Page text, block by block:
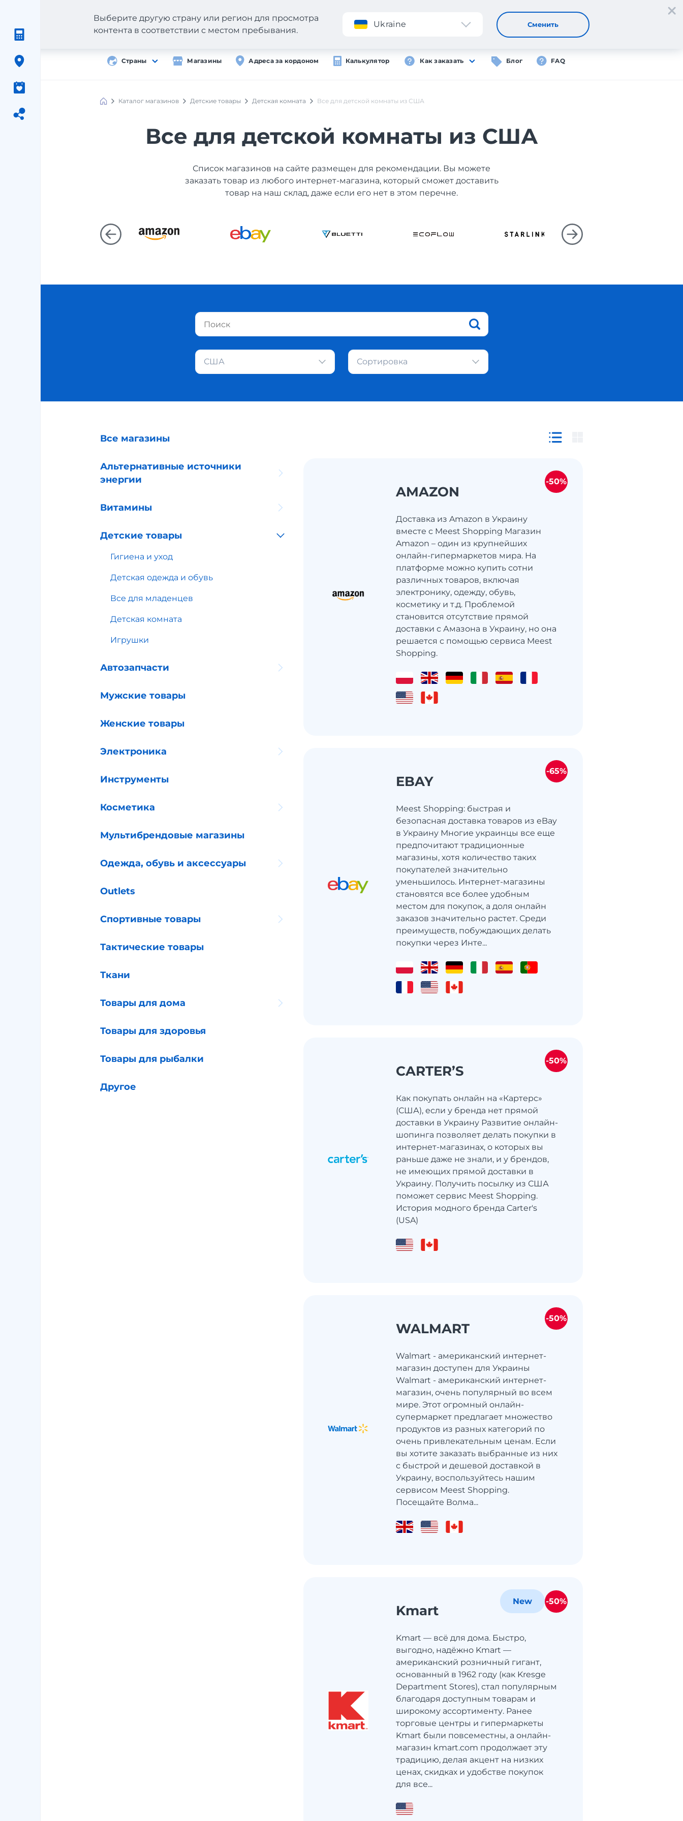
Приложение Регистрация Вход
Страны Магазины Адреса за кордоном Калькулятор Как заказать Блог FAQ
Выберите другую страну или регион для просмотра
контента в соответствии с местом пребывания.
Ukraine Сменить
Каталог магазинов Детские товары Детская комната Все для детской комнаты из США
Все для детской комнаты из США
Список магазинов на сайте размещен для рекомендации. Вы можете
заказать товар из любого интернет-магазина, который сможет доставить
товар на наш склад, даже если его нет в этом перечне.
США Сортировка
Все магазины
Альтернативные источники
энергии
Витамины
Детские товары
Гигиена и уход
Детская одежда и обувь
Все для младенцев
Детская комната
Игрушки
Автозапчасти
Мужские товары
Женские товары
Электроника
Инструменты
Косметика
Мультибрендовые магазины
Одежда, обувь и аксессуары
Outlets
Спортивные товары
Тактические товары
Ткани
Товары для дома
Товары для здоровья
Товары для рыбалки
Другое
AMAZON
Доставка из Amazon в Украину
вместе с Meest Shopping Магазин
Amazon – один из крупнейших
онлайн-гипермаркетов мира. На
платформе можно купить сотни
различных товаров, включая
электронику, одежду, обувь,
косметику и т.д. Проблемой
становится отсутствие прямой
доставки с Амазона в Украину, но она
решается с помощью сервиса Meest
Shopping.
-50%
EBAY
Meest Shopping: быстрая и
безопасная доставка товаров из eBay
в Украину Многие украинцы все еще
предпочитают традиционные
магазины, хотя количество таких
покупателей значительно
уменьшилось. Интернет-магазины
становятся все более удобным
местом для покупок, а доля онлайн
заказов значительно растет. Среди
преимуществ, побуждающих делать
покупки через Инте...
-65%
CARTER’S
Как покупать онлайн на «Картерс»
(США), если у бренда нет прямой
доставки в Украину Развитие онлайн-
шопинга позволяет делать покупки в
интернет-магазинах, о которых вы
раньше даже не знали, и у брендов,
не имеющих прямой доставки в
Украину. Получить посылку из США
поможет сервис Meest Shopping.
История модного бренда Carter's
(USA)
-50%
WALMART
Walmart - американский интернет-
магазин доступен для Украины
Walmart - американский интернет-
магазин, очень популярный во всем
мире. Этот огромный онлайн-
супермаркет предлагает множество
продуктов из разных категорий по
очень привлекательным ценам. Если
вы хотите заказать выбранные из них
с быстрой и дешевой доставкой в ​​
Украину, воспользуйтесь нашим
сервисом Meest Shopping.
Посещайте Волма...
-50%
Kmart
Kmart — всё для дома. Быстро,
выгодно, надёжно Kmart —
американский розничный гигант,
основанный в 1962 году (как Kresge
Department Stores), стал популярным
благодаря доступным товарам и
широкому ассортименту. Ранее
торговые центры и гипермаркеты
Kmart были повсеместны, а онлайн-
магазин kmart.com продолжает эту
традицию, делая акцент на низких
ценах, скидках и удобстве покупок
для все...
New -50%